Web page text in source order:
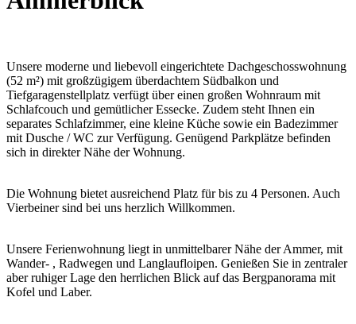
Unsere moderne und liebevoll eingerichtete Dachgeschosswohnung
(52 m²) mit großzügigem überdachtem Südbalkon und
Tiefgaragenstellplatz verfügt über einen großen Wohnraum mit
Schlafcouch und gemütlicher Essecke. Zudem steht Ihnen ein
separates Schlafzimmer, eine kleine Küche sowie ein Badezimmer
mit Dusche / WC zur Verfügung. Genügend Parkplätze befinden
sich in direkter Nähe der Wohnung.
Die Wohnung bietet ausreichend Platz für bis zu 4 Personen. Auch
Vierbeiner sind bei uns herzlich Willkommen.
Unsere Ferienwohnung liegt in unmittelbarer Nähe der Ammer, mit
Wander- , Radwegen und Langlaufloipen. Genießen Sie in zentraler
aber ruhiger Lage den herrlichen Blick auf das Bergpanorama mit
Kofel und Laber.